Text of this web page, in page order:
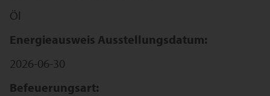
Öl
Energieausweis Ausstellungsdatum:
2026-06-30
Befeuerungsart: